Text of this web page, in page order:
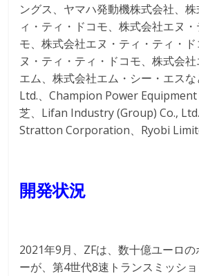
ングス、ヤマハ発動機株式会社、
ィ・ティ・ドコモ、株式会社エヌ
モ、株式会社エヌ・ティ・ティ・
ヌ・ティ・ティ・ドコモ、株式会
エム、株式会社エム・シー・エスな
Ltd.、Champion Power Equipment
芝、Lifan Industry (Group) Co.,
Stratton Corporation、Ryobi
開発状況
2021年9月、ZFは、数十億ユーロ
ーが、第4世代8速トランスミッシ